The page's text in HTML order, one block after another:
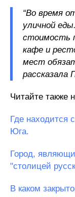
“Во время
уличной
стоимость
кафе и
мест
рассказала
Читайте также
Где находится
Юга.
Город,
"столицей
В каком